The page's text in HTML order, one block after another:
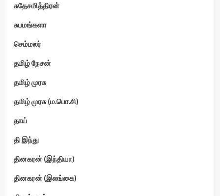
சுதேசமித்திரன்
சுபமங்களா
செம்மலர்
தமிழ் நேசன்
தமிழ் முரசு
தமிழ் முரசு (ம.பொ.சி)
தாய்
தி இந்து
தினகரன் (இந்தியா)
தினகரன் (இலங்கை)